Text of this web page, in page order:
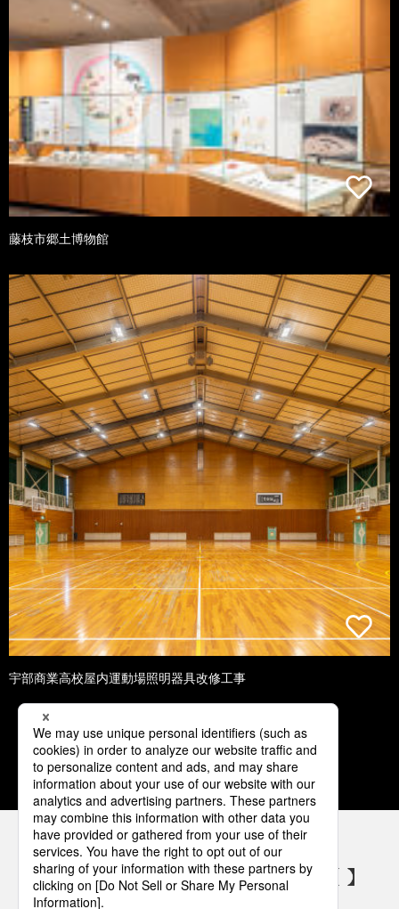
藤枝市郷土博物館
宇部商業高校屋内運動場照明器具改修工事
1 2 3 4 5
パナソニックの電気設備 SNSアカウント